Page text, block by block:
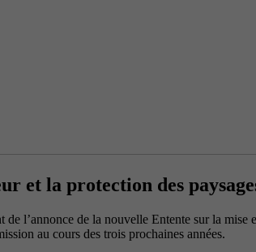
et la protection des
l’annonce de la nouvelle Entente sur la
au cours des trois prochaines années.